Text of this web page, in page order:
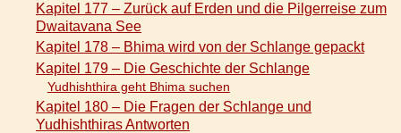
Kapitel 177 – Zurück auf Erden und die Pilgerreise zum
Dwaitavana See
Kapitel 178 – Bhima wird von der Schlange gepackt
Kapitel 179 – Die Geschichte der Schlange
Yudhishthira geht Bhima suchen
Kapitel 180 – Die Fragen der Schlange und
Yudhishthiras Antworten